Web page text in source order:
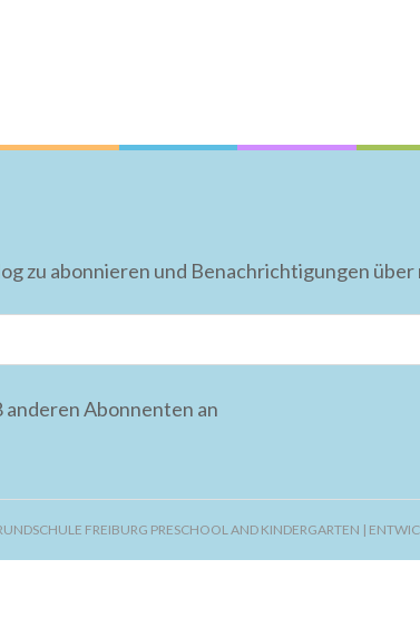
zu abonnieren und Benachrichtigungen
anderen Abonnenten an
FREIBURG PRESCHOOL AND KINDERGARTEN |